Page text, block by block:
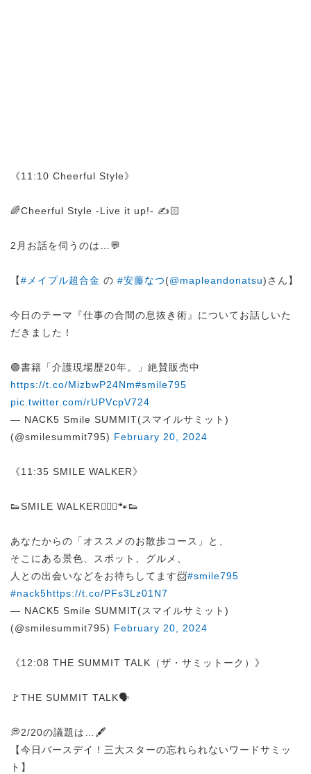
《11:10 Cheerful Style》
🌈Cheerful Style -Live it up!- ✍️🏻
2月お話を伺うのは…💬
【#メイプル超合金 の #安藤なつ(@mapleandonatsu)さん】
今日のテーマ『仕事の合間の息抜き術』についてお話しいた
だきました！
🟣書籍「介護現場歴20年。」絶賛販売中
https://t.co/MizbwP24Nm#smile795
pic.twitter.com/rUPVcpV724
— NACK5 Smile SUMMIT(スマイルサミット)
(@smilesummit795) February 20, 2024
《11:35 SMILE WALKER》
👟SMILE WALKER🚶🏻‍♀️🐾👟
あなたからの「オススメのお散歩コース」と、
そこにある景色、スポット、グルメ、
人との出会いなどをお待ちしてます📨#smile795
#nack5https://t.co/PFs3Lz01N7
— NACK5 Smile SUMMIT(スマイルサミット)
(@smilesummit795) February 20, 2024
《12:08 THE SUMMIT TALK（ザ・サミットーク）》
🚩THE SUMMIT TALK🗣️
💭2/20の議題は…🖋️
【今日バースデイ！三大スターの忘れられないワードサミッ
ト】